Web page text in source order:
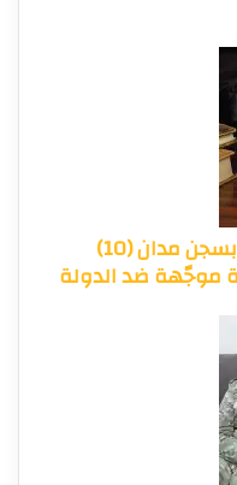
محكمة جنايات دنقلا تقضي بسجن مدان (10)
موجّهة ضد الدولة